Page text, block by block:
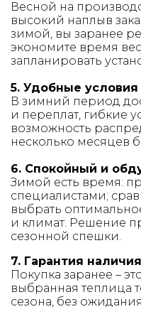
Весной на
высокий наплыв
зимой, вы заранее
экономите время
запланировать
5. Удобные
В зимний период
и переплат, гибкие
возможность
несколько месяцев
6. Спокойный и
Зимой есть время:
специалистами;
выбрать
и климат. Решение
сезонной спешки.
7. Гарантия
Покупка заранее –
выбранная теплица
сезона, без